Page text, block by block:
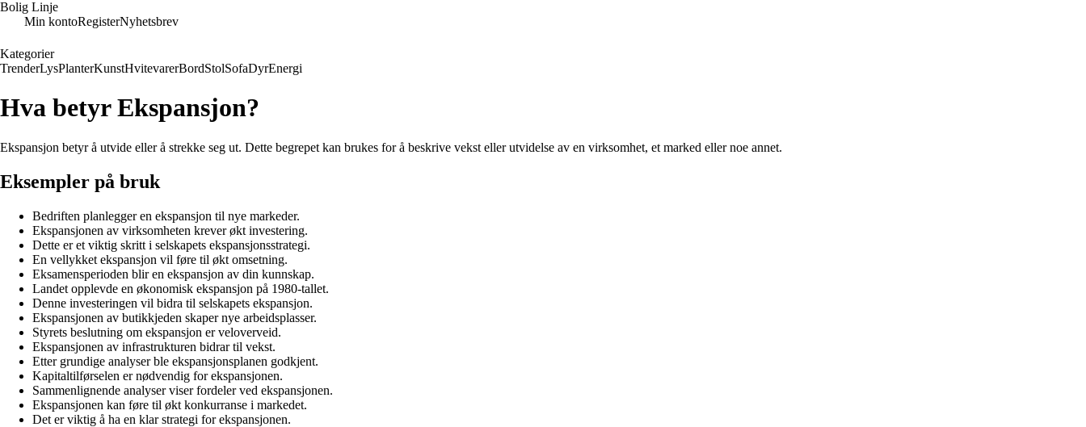
Bolig Linje
Min kontoRegisterNyhetsbrev
Kategorier
TrenderLysPlanterKunstHvitevarerBordStolSofaDyrEnergi
Hva betyr Ekspansjon?
Ekspansjon betyr å utvide eller å strekke seg ut. Dette begrepet kan brukes for å beskrive vekst eller utvidelse av en virksomhet, et marked eller noe annet.
Eksempler på bruk
Bedriften planlegger en ekspansjon til nye markeder.
Ekspansjonen av virksomheten krever økt investering.
Dette er et viktig skritt i selskapets ekspansjonsstrategi.
En vellykket ekspansjon vil føre til økt omsetning.
Eksamensperioden blir en ekspansjon av din kunnskap.
Landet opplevde en økonomisk ekspansjon på 1980-tallet.
Denne investeringen vil bidra til selskapets ekspansjon.
Ekspansjonen av butikkjeden skaper nye arbeidsplasser.
Styrets beslutning om ekspansjon er veloverveid.
Ekspansjonen av infrastrukturen bidrar til vekst.
Etter grundige analyser ble ekspansjonsplanen godkjent.
Kapitaltilførselen er nødvendig for ekspansjonen.
Sammenlignende analyser viser fordeler ved ekspansjonen.
Ekspansjonen kan føre til økt konkurranse i markedet.
Det er viktig å ha en klar strategi for ekspansjonen.